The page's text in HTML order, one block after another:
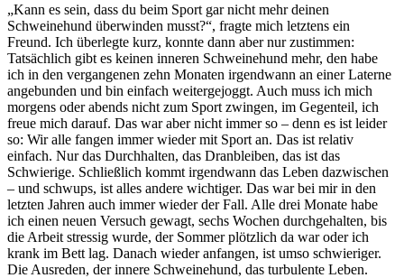
„Kann es sein, dass du beim Sport gar nicht mehr deinen
Schweinehund überwinden musst?“, fragte mich letztens ein
Freund. Ich überlegte kurz, konnte dann aber nur zustimmen:
Tatsächlich gibt es keinen inneren Schweinehund mehr, den habe
ich in den vergangenen zehn Monaten irgendwann an einer Laterne
angebunden und bin einfach weitergejoggt. Auch muss ich mich
morgens oder abends nicht zum Sport zwingen, im Gegenteil, ich
freue mich darauf. Das war aber nicht immer so – denn es ist leider
so: Wir alle fangen immer wieder mit Sport an. Das ist relativ
einfach. Nur das Durchhalten, das Dranbleiben, das ist das
Schwierige. Schließlich kommt irgendwann das Leben dazwischen
– und schwups, ist alles andere wichtiger. Das war bei mir in den
letzten Jahren auch immer wieder der Fall. Alle drei Monate habe
ich einen neuen Versuch gewagt, sechs Wochen durchgehalten, bis
die Arbeit stressig wurde, der Sommer plötzlich da war oder ich
krank im Bett lag. Danach wieder anfangen, ist umso schwieriger.
Die Ausreden, der innere Schweinehund, das turbulente Leben.